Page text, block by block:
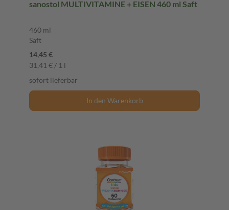
sanostol MULTIVITAMINE + EISEN 460 ml Saft
460 ml
Saft
14,45 €
31,41 € / 1 l
sofort lieferbar
In den Warenkorb